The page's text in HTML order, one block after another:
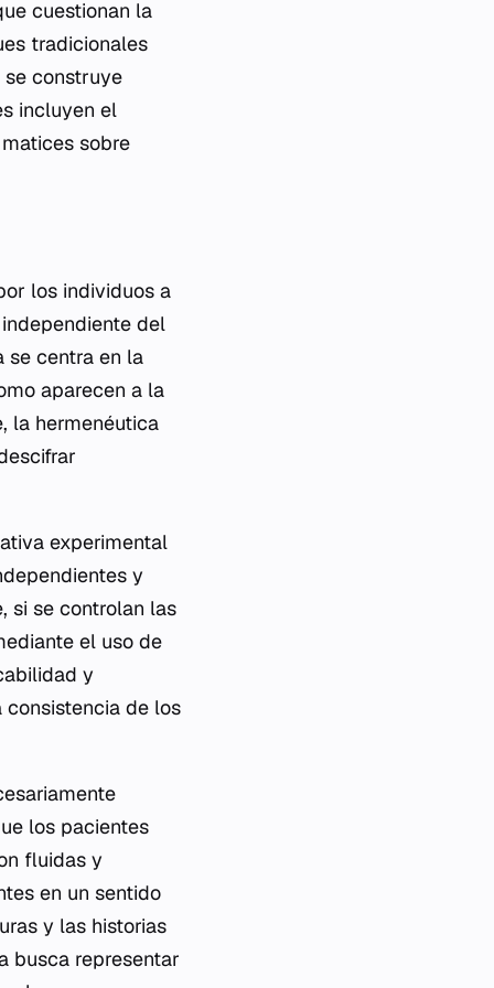
cuestionan la
tradicionales
construye
incluyen el
sobre
los individuos a
del
se centra en la
aparecen a la
la hermenéutica
experimental
y
si se controlan las
el uso de
y
de los
los pacientes
fluidas y
en un sentido
y las historias
busca representar